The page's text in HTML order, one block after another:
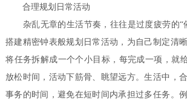
合理规划日常活动
杂乱无章的生活节奏，往往是过度疲劳的“
搭建精密钟表般规划日常活动，为自己制定清
将任务拆解成一个个小目标，每完成一项，就
放松时间，活动下筋骨、眺望远方。生活中，
事务的时间，避免在短时间内承担过多任务。